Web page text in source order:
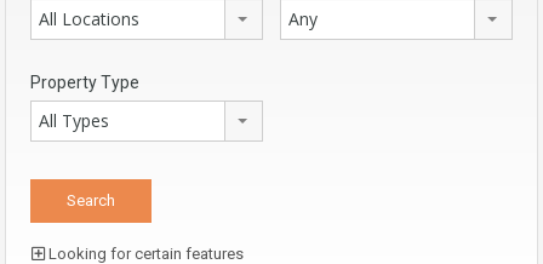
All Locations Any
Property Type
All Types
Looking for certain features